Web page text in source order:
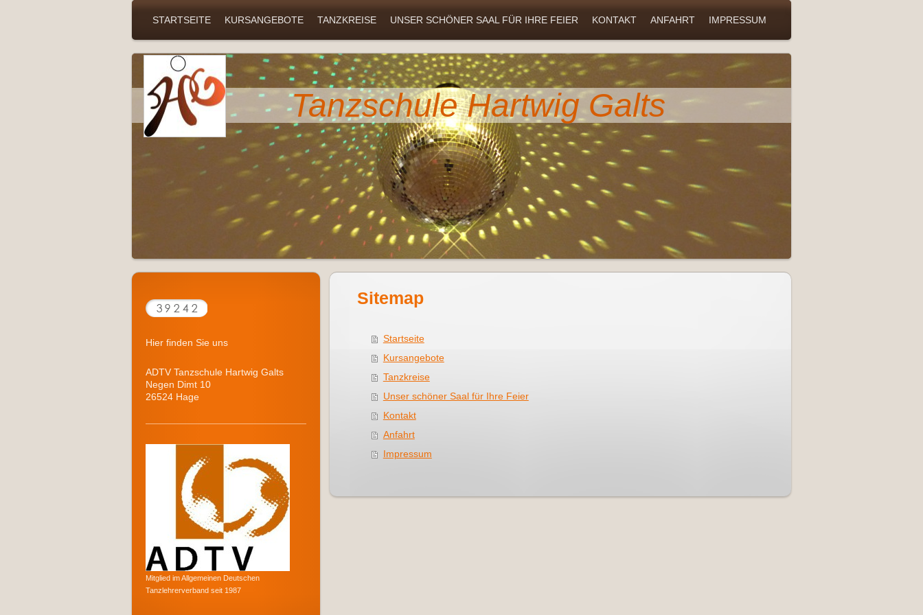
STARTSEITE KURSANGEBOTE TANZKREISE UNSER SCHÖNER SAAL FÜR IHRE FEIER KONTAKT ANFAHRT IMPRESSUM
Tanzschule Hartwig Galts
Sitemap
Startseite
Kursangebote
Tanzkreise
Unser schöner Saal für Ihre Feier
Kontakt
Anfahrt
Impressum
Hier finden Sie uns
ADTV Tanzschule Hartwig Galts
Negen Dimt 10
26524 Hage
Mitglied im Allgemeinen Deutschen
Tanzlehrerverband seit 1987